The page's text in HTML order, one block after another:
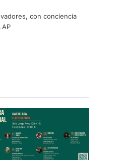
con conciencia